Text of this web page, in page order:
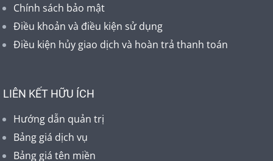
Chính sách bảo mật
Điều khoản và điều kiện sử dụng
Điều kiện hủy giao dịch và hoàn trả thanh toán
LIÊN KẾT HỮU ÍCH
Hướng dẫn quản trị
Bảng giá dịch vụ
Bảng giá tên miền